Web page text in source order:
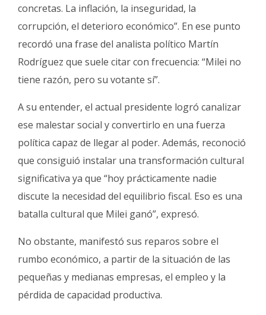
concretas. La inflación, la inseguridad, la
corrupción, el deterioro económico”. En ese punto
recordó una frase del analista político Martín
Rodríguez que suele citar con frecuencia: “Milei no
tiene razón, pero su votante sí”.
A su entender, el actual presidente logró canalizar
ese malestar social y convertirlo en una fuerza
política capaz de llegar al poder. Además, reconoció
que consiguió instalar una transformación cultural
significativa ya que “hoy prácticamente nadie
discute la necesidad del equilibrio fiscal. Eso es una
batalla cultural que Milei ganó”, expresó.
No obstante, manifestó sus reparos sobre el
rumbo económico, a partir de la situación de las
pequeñas y medianas empresas, el empleo y la
pérdida de capacidad productiva.